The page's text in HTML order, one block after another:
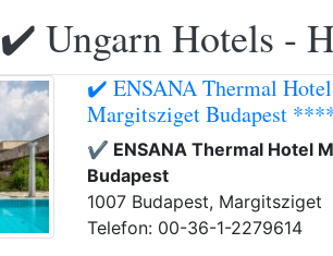
✔️ Ungarn Hotels -
✔️ ENSANA Thermal Hotel
Margitsziget Budapest
✔️ ENSANA Thermal Hotel
Budapest
1007 Budapest, Margitsziget
Telefon: 00-36-1-2279614